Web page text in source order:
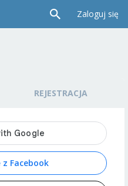
Zaloguj się
REJESTRACJA
Facebook